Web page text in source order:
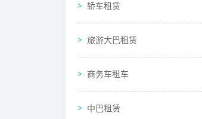
轿车租赁
旅游大巴租赁
商务车租车
中巴租赁